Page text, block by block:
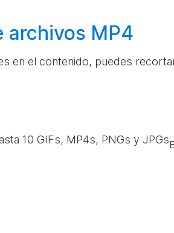
archivos MP4
en el contenido, puedes
10 GIFs, MP4s, PNGs y JPGs